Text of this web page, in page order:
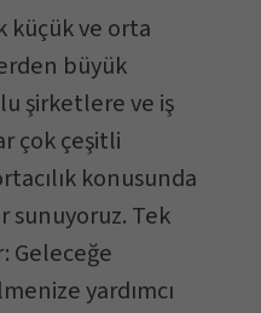
küçük ve orta
büyük
şirketlere ve iş
çok çeşitli
konusunda
sunuyoruz. Tek
Geleceğe
yardımcı